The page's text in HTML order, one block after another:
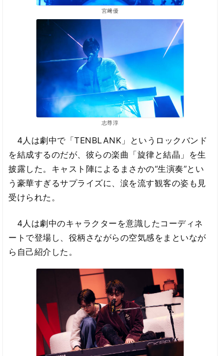
宮﨑優
志尊淳
4人は劇中で「TENBLANK」というロックバンド
を結成するのだが、彼らの楽曲「旋律と結晶」を生
披露した。キャスト陣によるまさかの“生演奏”とい
う豪華すぎるサプライズに、涙を流す観客の姿も見
受けられた。
4人は劇中のキャラクターを意識したコーディネ
ートで登場し、役柄さながらの空気感をまといなが
ら自己紹介した。